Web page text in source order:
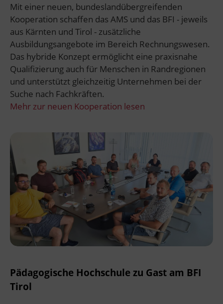
Mit einer neuen, bundeslandübergreifenden
Kooperation schaffen das AMS und das BFI - jeweils
aus Kärnten und Tirol - zusätzliche
Ausbildungsangebote im Bereich Rechnungswesen.
Das hybride Konzept ermöglicht eine praxisnahe
Qualifizierung auch für Menschen in Randregionen
und unterstützt gleichzeitig Unternehmen bei der
Suche nach Fachkräften.
Mehr zur neuen Kooperation lesen
Pädagogische Hochschule zu Gast am BFI
Tirol